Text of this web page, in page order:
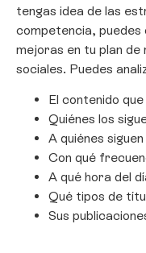
tengas idea de las
competencia, puedes
mejoras en tu plan
sociales. Puedes
El contenido
Quiénes los
A quiénes siguen
Con qué
A qué hora del
Qué tipos de
Sus